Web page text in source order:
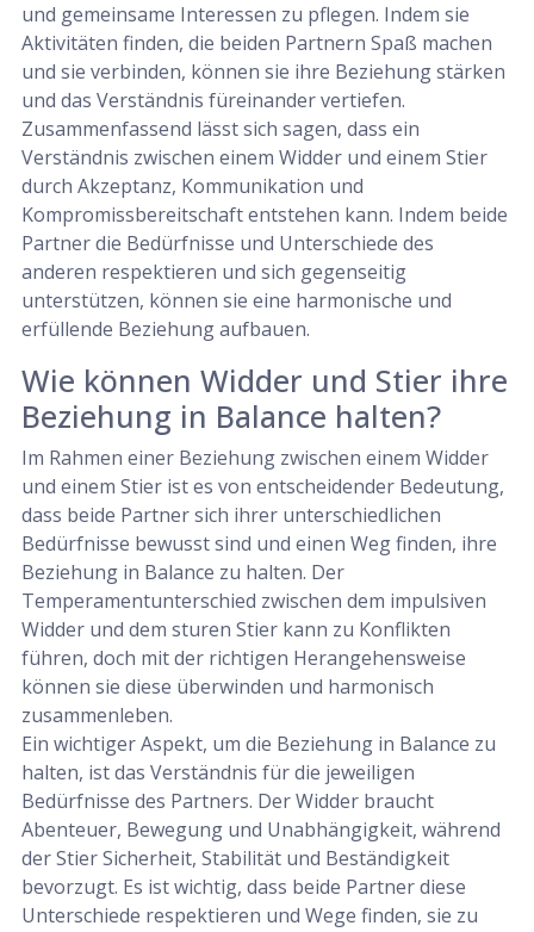
und gemeinsame Interessen zu pflegen. Indem sie
Aktivitäten finden, die beiden Partnern Spaß machen
und sie verbinden, können sie ihre Beziehung stärken
und das Verständnis füreinander vertiefen.
Zusammenfassend lässt sich sagen, dass ein
Verständnis zwischen einem Widder und einem Stier
durch Akzeptanz, Kommunikation und
Kompromissbereitschaft entstehen kann. Indem beide
Partner die Bedürfnisse und Unterschiede des
anderen respektieren und sich gegenseitig
unterstützen, können sie eine harmonische und
erfüllende Beziehung aufbauen.
Wie können Widder und Stier ihre
Beziehung in Balance halten?
Im Rahmen einer Beziehung zwischen einem Widder
und einem Stier ist es von entscheidender Bedeutung,
dass beide Partner sich ihrer unterschiedlichen
Bedürfnisse bewusst sind und einen Weg finden, ihre
Beziehung in Balance zu halten. Der
Temperamentunterschied zwischen dem impulsiven
Widder und dem sturen Stier kann zu Konflikten
führen, doch mit der richtigen Herangehensweise
können sie diese überwinden und harmonisch
zusammenleben.
Ein wichtiger Aspekt, um die Beziehung in Balance zu
halten, ist das Verständnis für die jeweiligen
Bedürfnisse des Partners. Der Widder braucht
Abenteuer, Bewegung und Unabhängigkeit, während
der Stier Sicherheit, Stabilität und Beständigkeit
bevorzugt. Es ist wichtig, dass beide Partner diese
Unterschiede respektieren und Wege finden, sie zu